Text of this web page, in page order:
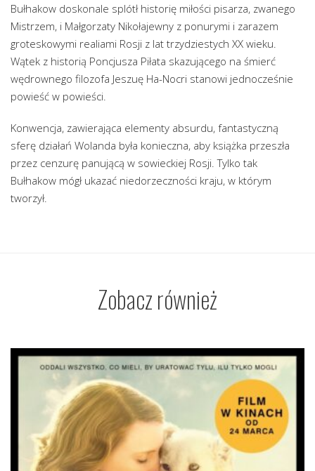
Bułhakow doskonale splótł historię miłości pisarza, zwanego
Mistrzem, i Małgorzaty Nikołajewny z ponurymi i zarazem
groteskowymi realiami Rosji z lat trzydziestych XX wieku.
Wątek z historią Poncjusza Piłata skazującego na śmierć
wędrownego filozofa Jeszuę Ha-Nocri stanowi jednocześnie
powieść w powieści.
Konwencja, zawierająca elementy absurdu, fantastyczną
sferę działań Wolanda była konieczna, aby książka przeszła
przez cenzurę panującą w sowieckiej Rosji. Tylko tak
Bułhakow mógł ukazać niedorzeczności kraju, w którym
tworzył.
Zobacz również